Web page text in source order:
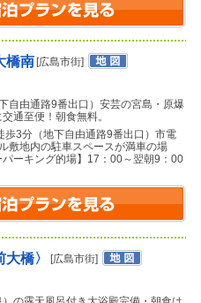
橋南 [広島市街]
自由通路9番出口）安芸の宮島・原爆
通至便！朝食無料。
歩3分（地下自由通路9番出口）市電
敷地内の駐車スペースが満車の場
ーキング的場】17：00～翌朝9：00
橋〉 [広島市街]